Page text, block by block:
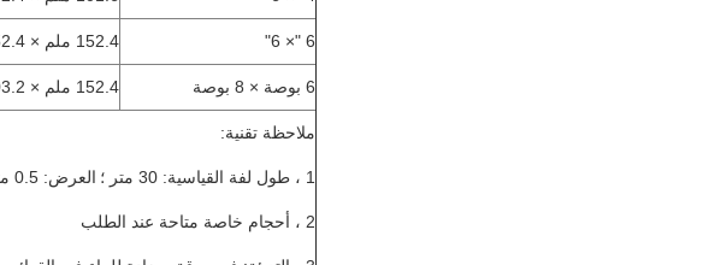
6 "× 6" 152.4 ملم × 152.4 ملم
6 بوصة × 8 بوصة 152.4 ملم × 203.2 ملم
ملاحظة تقنية:
1 ، طول لفة القياسية: 30 متر ؛ العرض: 0.5 متر إلى 2.4 متر
2 ، أحجام خاصة متاحة عند الطلب